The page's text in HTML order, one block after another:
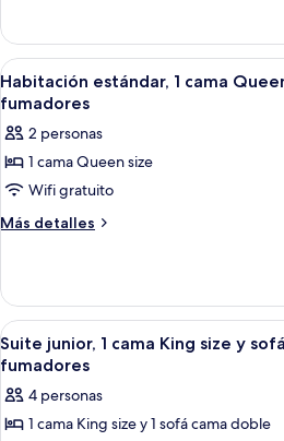
matrimoniales,
para
no
fumadores
estándar,
camas
matrimoniales,
no
fumadores
Abrir
todas
las
fotos
de
Habitación
estándar,
Queen
size,
para
no
fumadores
Una
2
Habitación estándar, 1 cama
fumadores
2 personas
1 cama Queen size
Wifi gratuito
Más detalles
Más
estándar,
cama
Queen
para
no
Abrir
todas
las
fotos
de
Una
2
Suite junior, 1 cama King size y
fumadores
4 personas
1 cama King size y 1 sofá cama doble